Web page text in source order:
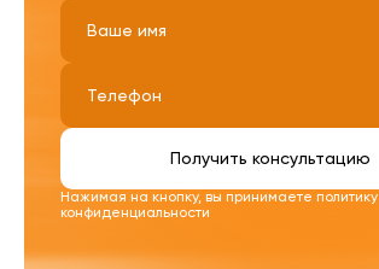
Нажимая на кнопку, вы принимаете политику
конфиденциальности
Получить консультацию